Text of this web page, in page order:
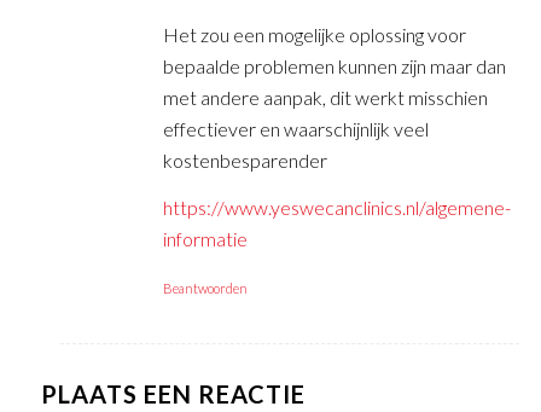
Het zou een mogelijke oplossing voor
bepaalde problemen kunnen zijn maar dan
met andere aanpak, dit werkt misschien
effectiever en waarschijnlijk veel
kostenbesparender
https://www.yeswecanclinics.nl/algemene-
informatie
Beantwoorden
PLAATS EEN REACTIE